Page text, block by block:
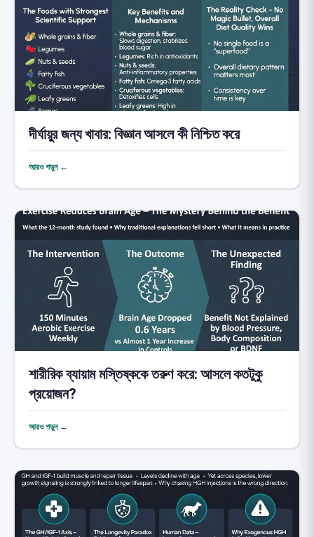
দীর্ঘায়ুর জন্য খাবার: বিজ্ঞান আসলে কী নিশ্চিত করে
আরও পড়ুন ←
শারীরিক ব্যায়াম মস্তিষ্ককে তরুণ করে: আসলে কতটুকু
প্রয়োজন?
আরও পড়ুন ←